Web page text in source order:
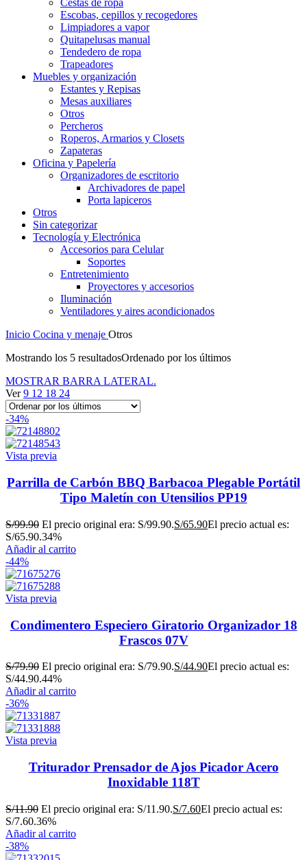
Cestas de ropa
Escobas, cepillos y recogedores
Limpiadores a vapor
Quitapelusas manual
Tendedero de ropa
Trapeadores
Muebles y organización
Estantes y Repisas
Mesas auxiliares
Otros
Percheros
Roperos, Armarios y Closets
Zapateras
Oficina y Papelería
Organizadores de escritorio
Archivadores de papel
Porta lapiceros
Otros
Sin categorizar
Tecnología y Electrónica
Accesorios para Celular
Soportes
Entretenimiento
Proyectores y accesorios
Iluminación
Ventiladores y aires acondicionados
Inicio Cocina y menaje Otros
Mostrando los 5 resultadosOrdenado por los últimos
MOSTRAR BARRA LATERAL.
Ver9 12 18 24
-34%
Vista previa
Parrilla de Carbón BBQ Barbacoa Plegable Portátil
Tipo Maletín con Utensilios PP19
S/99.90 El precio original era: S/99.90.S/65.90El precio actual es:
S/65.90.34%
Añadir al carrito
-44%
Vista previa
Condimentero Especiero Giratorio Organizador 18
Frascos 07V
S/79.90 El precio original era: S/79.90.S/44.90El precio actual es:
S/44.90.44%
Añadir al carrito
-36%
Vista previa
Triturador Prensador de Ajos Picador Acero
Inoxidable 118T
S/11.90 El precio original era: S/11.90.S/7.60El precio actual es:
S/7.60.36%
Añadir al carrito
-38%